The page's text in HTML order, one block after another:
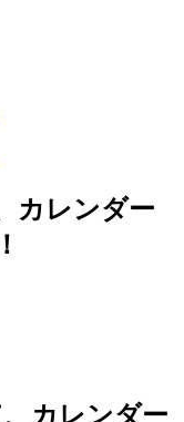
カレンダー
カレンダー